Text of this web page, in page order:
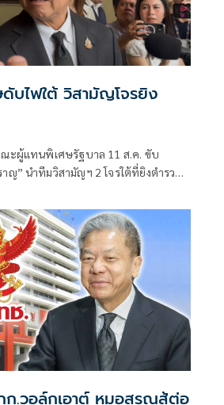
สามัญโจรยิง
ณะผู้แทน​พิเศษรัฐบาล​ 11 ส.ค. ขับ
ญ” นำทีมวิสามัญฯ 2 โจรใต้ที่ยิงตำรวจ
‘กสทช.’ล่มซํ้า กก.วอล์กเอาต์ หมอสรณสู้ต่อ